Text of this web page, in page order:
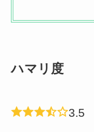
ハマリ度
3.5